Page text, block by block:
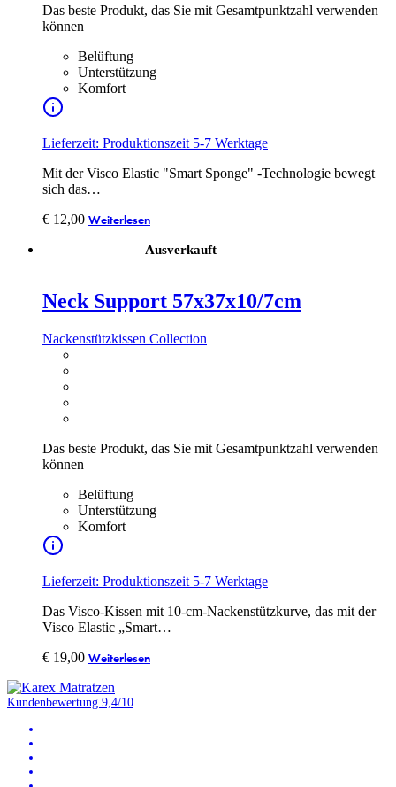
Das beste Produkt, das Sie mit Gesamtpunktzahl verwenden
können
Belüftung
Unterstützung
Komfort
Lieferzeit: Produktionszeit 5-7 Werktage
Mit der Visco Elastic "Smart Sponge" -Technologie bewegt
sich das…
€ 12,00 Weiterlesen
Ausverkauft
Neck Support 57x37x10/7cm
Nackenstützkissen Collection
Das beste Produkt, das Sie mit Gesamtpunktzahl verwenden
können
Belüftung
Unterstützung
Komfort
Lieferzeit: Produktionszeit 5-7 Werktage
Das Visco-Kissen mit 10-cm-Nackenstützkurve, das mit der
Visco Elastic „Smart…
€ 19,00 Weiterlesen
Kundenbewertung 9,4/10